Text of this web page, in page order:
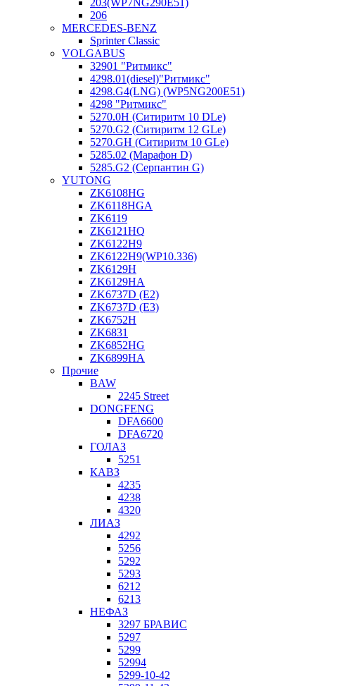
203(WP7NG290E51)
206
MERCEDES-BENZ
Sprinter Classic
VOLGABUS
32901 "Ритмикc"
4298.01(diesel)"Ритмикс"
4298.G4(LNG) (WP5NG200E51)
4298 "Ритмикс"
5270.0H (Ситиритм 10 DLe)
5270.G2 (Ситиритм 12 GLe)
5270.GH (Ситиритм 10 GLe)
5285.02 (Марафон D)
5285.G2 (Серпантин G)
YUTONG
ZK6108HG
ZK6118HGA
ZK6119
ZK6121HQ
ZK6122H9
ZK6122H9(WP10.336)
ZK6129H
ZK6129HA
ZK6737D (E2)
ZK6737D (E3)
ZK6752H
ZK6831
ZK6852HG
ZK6899HA
Прочие
BAW
2245 Street
DONGFENG
DFA6600
DFA6720
ГОЛАЗ
5251
КАВЗ
4235
4238
4320
ЛИАЗ
4292
5256
5292
5293
6212
6213
НЕФАЗ
3297 БРАВИС
5297
5299
52994
5299-10-42